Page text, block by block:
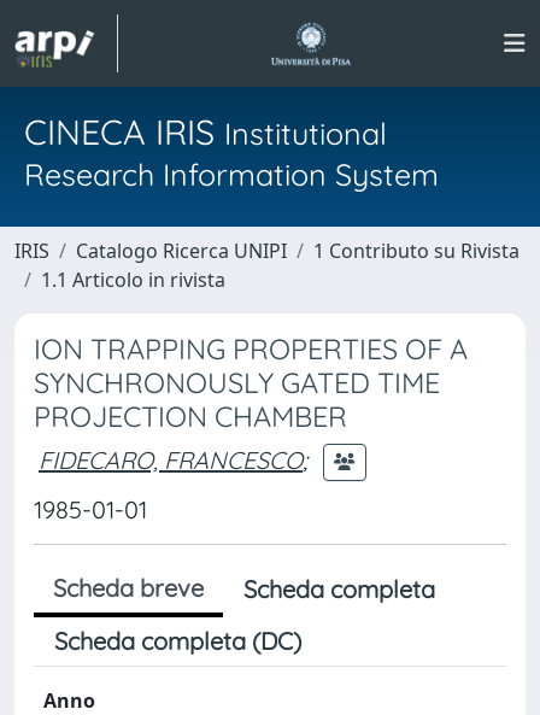
CINECA IRIS Institutional
Research Information System
IRIS Catalogo Ricerca UNIPI
1 Contributo su Rivista
1.1 Articolo in rivista
ION TRAPPING PROPERTIES OF A
SYNCHRONOUSLY GATED TIME
PROJECTION CHAMBER
FIDECARO, FRANCESCO;
1985-01-01
Scheda breve
Scheda completa
Scheda completa (DC)
Anno